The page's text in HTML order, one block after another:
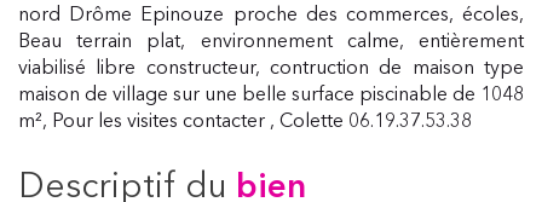
nord Drôme Epinouze proche des commerces, écoles,
Beau terrain plat, environnement calme, entièrement
viabilisé libre constructeur, contruction de maison type
maison de village sur une belle surface piscinable de 1048
m², Pour les visites contacter , Colette 06.19.37.53.38
descriptif du bien